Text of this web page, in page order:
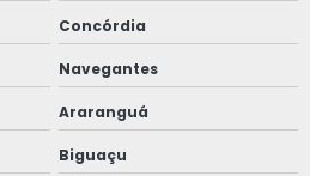
Concórdia
Navegantes
Araranguá
Biguaçu